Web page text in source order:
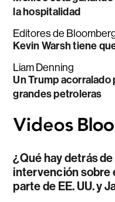
la hospitalidad
Editores de
Kevin Warsh tiene
Liam Denning
Un Trump
grandes petroleras
¿Qué hay detrás
intervención sobre
parte de EE. UU. y